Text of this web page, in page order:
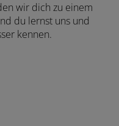
wir dich zu einem
du lernst uns und
kennen.